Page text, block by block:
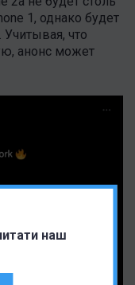
наш
1, однако будет
что
анонс может